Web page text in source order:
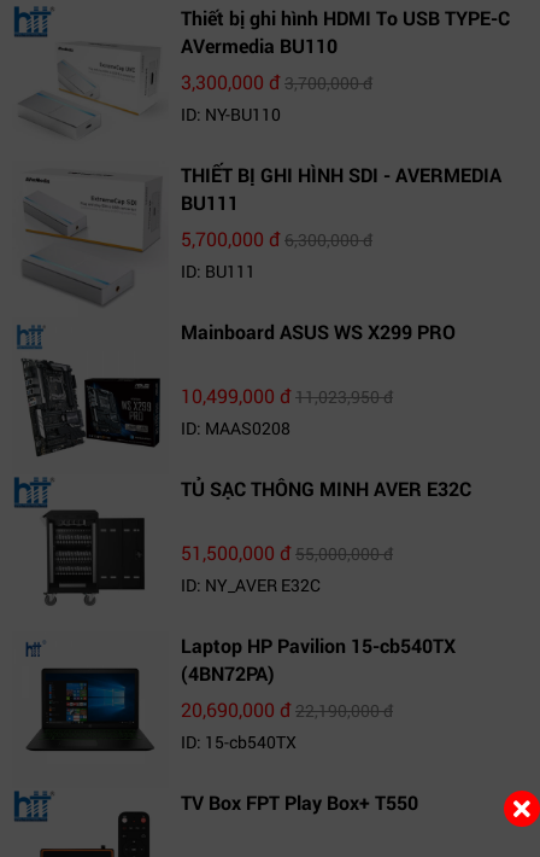
Thiết bị ghi hình HDMI To USB TYPE-C
AVermedia BU110
3,300,000 đ3,700,000 đ
ID: NY-BU110
THIẾT BỊ GHI HÌNH SDI - AVERMEDIA
BU111
5,700,000 đ6,300,000 đ
ID: BU111
Mainboard ASUS WS X299 PRO
10,499,000 đ11,023,950 đ
ID: MAAS0208
TỦ SẠC THÔNG MINH AVER E32C
51,500,000 đ55,000,000 đ
ID: NY_AVER E32C
Laptop HP Pavilion 15-cb540TX
(4BN72PA)
20,690,000 đ22,190,000 đ
ID: 15-cb540TX
TV Box FPT Play Box+ T550